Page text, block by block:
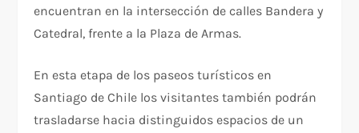
encuentran en la intersección de calles Bandera y
Catedral, frente a la Plaza de Armas.
En esta etapa de los paseos turísticos en
Santiago de Chile los visitantes también podrán
trasladarse hacia distinguidos espacios de un